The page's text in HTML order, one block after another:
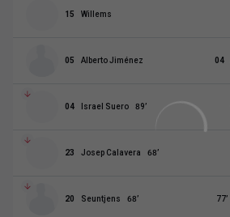
15 Willems
05 Alberto Jiménez 04
04 Israel Suero 89’
23 Josep Calavera 68’
20 Seuntjens 68’ 77’